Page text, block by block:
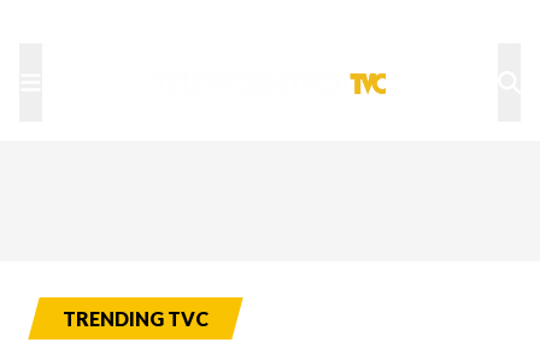
TRENDING TVC